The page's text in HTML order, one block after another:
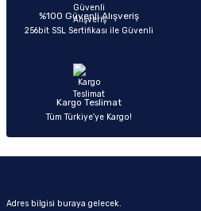
Ürün bilgilerinde hatalar bulunuyor.
Ürün fiyatı diğer sitelerden daha pahalı.
%100 Güvenli Alışveriş
256bit SSL Sertifikası ile Güvenli
Kargo Teslimat
Tüm Türkiye’ye Kargo!
Adres bilgisi buraya gelecek.